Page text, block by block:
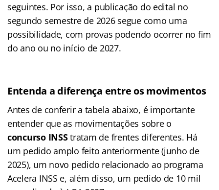
seguintes. Por isso, a publicação do edital no
segundo semestre de 2026 segue como uma
possibilidade, com provas podendo ocorrer no fim
do ano ou no início de 2027.
Entenda a diferença entre os movimentos
Antes de conferir a tabela abaixo, é importante
entender que as movimentações sobre o
concurso INSStratam de frentes diferentes. Há
um pedido amplo feito anteriormente (junho de
2025), um novo pedido relacionado ao programa
Acelera INSS e, além disso, um pedido de 10 mil